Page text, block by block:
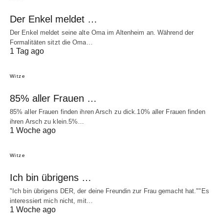
Der Enkel meldet …
Der Enkel meldet seine alte Oma im Altenheim an. Während der
Formalitäten sitzt die Oma…
1 Tag ago
Witze
85% aller Frauen …
85% aller Frauen finden ihren Arsch zu dick.10% aller Frauen finden
ihren Arsch zu klein.5%…
1 Woche ago
Witze
Ich bin übrigens …
"Ich bin übrigens DER, der deine Freundin zur Frau gemacht hat.""Es
interessiert mich nicht, mit…
1 Woche ago